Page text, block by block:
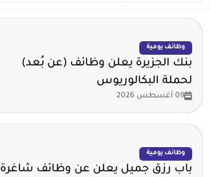
وظائف يومية
بنك الجزيرة يعلن وظائف (عن بُعد)
لحملة البكالوريوس
09 أغسطس 2026
وظائف يومية
باب رزق جميل يعلن عن وظائف شاغرة